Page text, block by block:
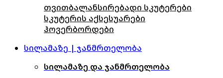
თვითბალანსირებადი სკუტერები
სკუტერის აქსესუარები
ჰოვერბორდები
სილამაზე | ჯანმრთელობა
სილამაზე და ჯანმრთელობა